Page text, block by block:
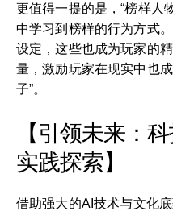
更值得一提的是，“榜样人
中学习到榜样的行为方式
设定，这些也成为玩家的
量，激励玩家在现实中也
子”。
【引领未来：
实践探索】
借助强大的AI技术与文化